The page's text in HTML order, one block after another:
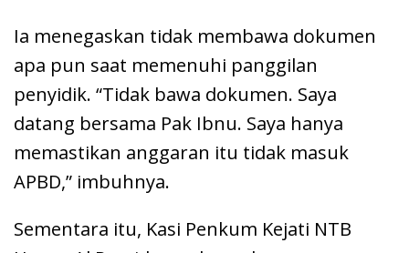
Ia menegaskan tidak membawa dokumen
apa pun saat memenuhi panggilan
penyidik. “Tidak bawa dokumen. Saya
datang bersama Pak Ibnu. Saya hanya
memastikan anggaran itu tidak masuk
APBD,” imbuhnya.
Sementara itu, Kasi Penkum Kejati NTB